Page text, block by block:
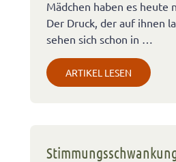
Mädchen haben es heute
Der Druck, der auf ihnen
sehen sich schon in …
ARTIKEL LESEN